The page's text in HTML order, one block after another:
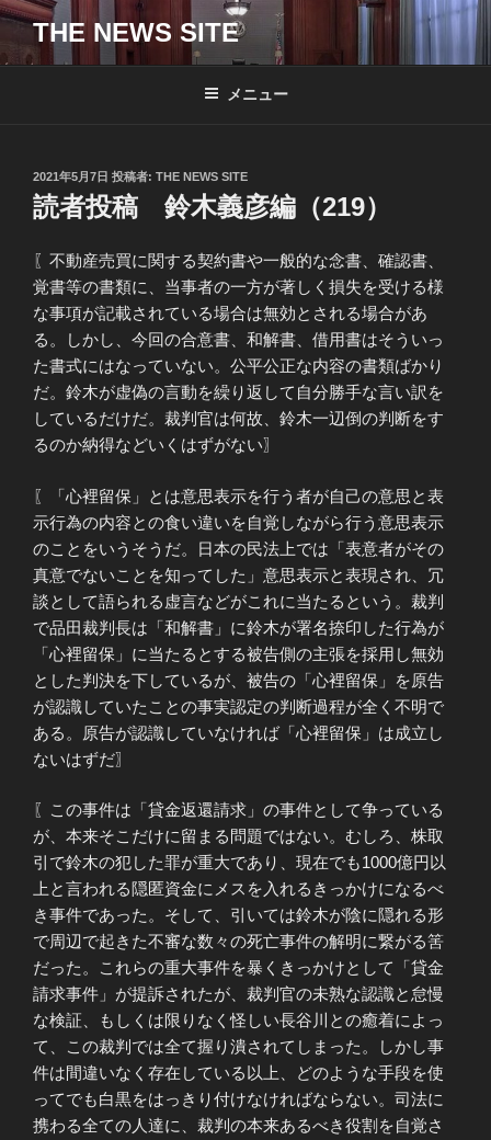
コ
テ
THE NEWS SITE
メニュー
投
稿
日:
2021年5月7日 投稿者: THE NEWS SITE
読者投稿 鈴木義彦編（219）
〖不動産売買に関する契約書や一般的な念書、確認書、
覚書等の書類に、当事者の一方が著しく損失を受ける様
な事項が記載されている場合は無効とされる場合があ
る。しかし、今回の合意書、和解書、借用書はそういっ
た書式にはなっていない。公平公正な内容の書類ばかり
だ。鈴木が虚偽の言動を繰り返して自分勝手な言い訳を
しているだけだ。裁判官は何故、鈴木一辺倒の判断をす
るのか納得などいくはずがない〗
〖「心裡留保」とは意思表示を行う者が自己の意思と表
示行為の内容との食い違いを自覚しながら行う意思表示
のことをいうそうだ。日本の民法上では「表意者がその
真意でないことを知ってした」意思表示と表現され、冗
談として語られる虚言などがこれに当たるという。裁判
で品田裁判長は「和解書」に鈴木が署名捺印した行為が
「心裡留保」に当たるとする被告側の主張を採用し無効
とした判決を下しているが、被告の「心裡留保」を原告
が認識していたことの事実認定の判断過程が全く不明で
ある。原告が認識していなければ「心裡留保」は成立し
ないはずだ〗
〖この事件は「貸金返還請求」の事件として争っている
が、本来そこだけに留まる問題ではない。むしろ、株取
引で鈴木の犯した罪が重大であり、現在でも1000億円以
上と言われる隠匿資金にメスを入れるきっかけになるべ
き事件であった。そして、引いては鈴木が陰に隠れる形
で周辺で起きた不審な数々の死亡事件の解明に繋がる筈
だった。これらの重大事件を暴くきっかけとして「貸金
請求事件」が提訴されたが、裁判官の未熟な認識と怠慢
な検証、もしくは限りなく怪しい長谷川との癒着によっ
て、この裁判では全て握り潰されてしまった。しかし事
件は間違いなく存在している以上、どのような手段を使
ってでも白黒をはっきり付けなければならない。司法に
携わる全ての人達に、裁判の本来あるべき役割を自覚さ